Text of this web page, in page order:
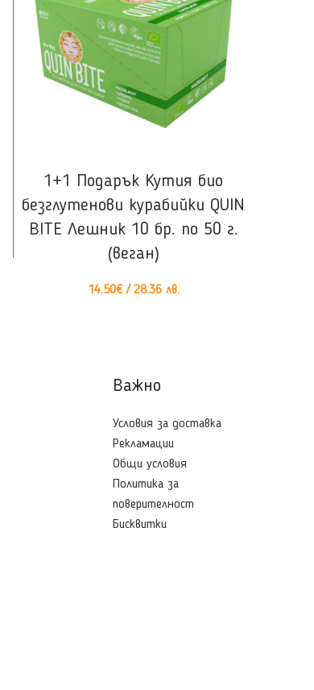
1+1 Подарък Кутия био
безглутенови курабийки QUIN
BITE Лешник 10 бр. по 50 г.
(веган)
14.50€/ 28.36 лв.
Важно
Условия за доставка
Рекламации
Общи условия
Политика за
поверителност
Бисквитки